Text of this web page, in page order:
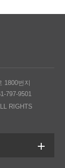
1800번지
797-9501
RIGHTS